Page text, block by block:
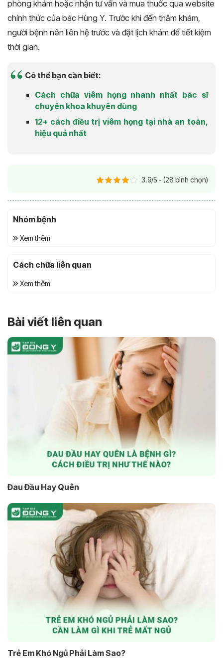
phòng khám hoặc nhận tư vấn và mua thuốc qua website
chính thức của bác Hùng Y. Trước khi đến thăm khám,
người bệnh nên liên hệ trước và đặt lịch khám để tiết kiệm
thời gian.
Có thể bạn cần biết:
Cách chữa viêm họng nhanh nhất bác sĩ
chuyên khoa khuyên dùng
12+ cách điều trị viêm họng tại nhà an toàn,
hiệu quả nhất
3.9/5 - (28 bình chọn)
Nhóm bệnh
Xem thêm
Cách chữa liên quan
Xem thêm
Bài viết liên quan
Đau Đầu Hay Quên
Trẻ Em Khó Ngủ Phải Làm Sao?